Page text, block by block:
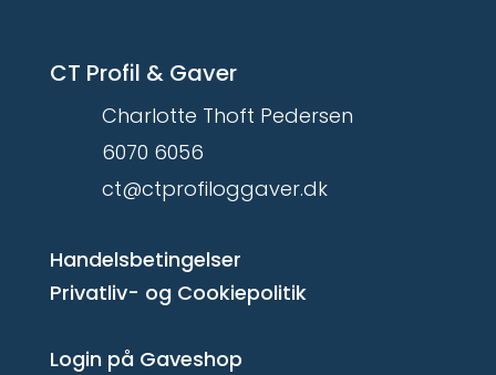
CT Profil & Gaver
Charlotte Thoft Pedersen
6070 6056
ct@ctprofiloggaver.dk
Handelsbetingelser
Privatliv- og Cookiepolitik
Login på Gaveshop